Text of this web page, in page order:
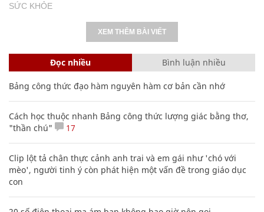
SỨC KHỎE
XEM THÊM BÀI VIẾT
Đọc nhiều Bình luận nhiều
Bảng công thức đạo hàm nguyên hàm cơ bản cần nhớ
Cách học thuộc nhanh Bảng công thức lượng giác bằng thơ,
"thần chú"
17
Clip lột tả chân thực cảnh anh trai và em gái như 'chó với
mèo', người tinh ý còn phát hiện một vấn đề trong giáo dục
con